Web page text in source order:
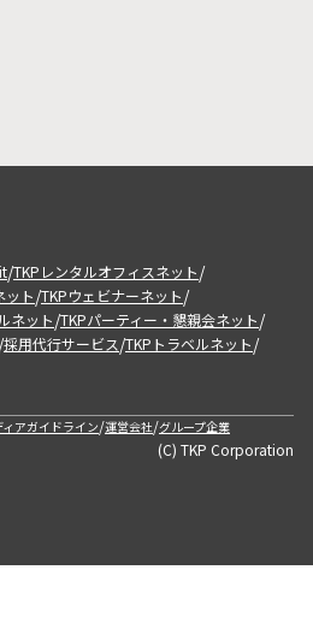
/TKPレンタルオフィスネット/
ット/TKPウェビナーネット/
ネット/TKPパーティー・懇親会ネット/
/採用代行サービス/TKPトラベルネット/
アガイドライン/運営会社/グループ企業
(C) TKP Corporation